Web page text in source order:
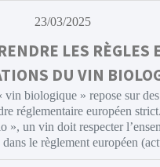
23/03/2025
LES RÈGLES
DU VIN
vin biologique » repose sur
réglementaire européen
», un vin doit respecter
le règlement européen